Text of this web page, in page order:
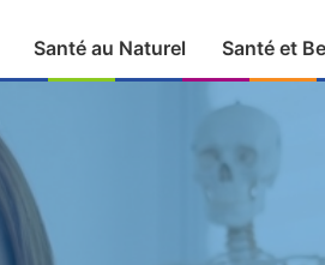
Santé au Naturel Santé et